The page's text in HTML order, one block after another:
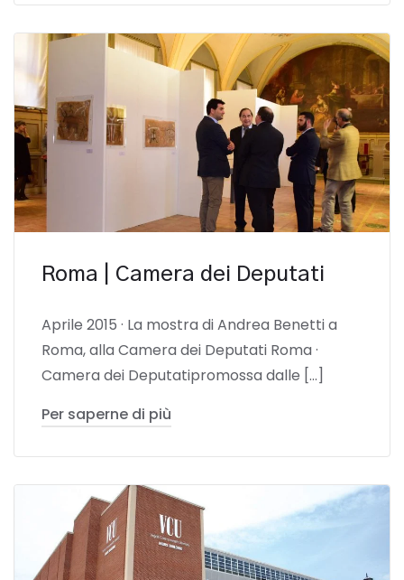
Roma | Camera dei Deputati
Aprile 2015 · La mostra di Andrea Benetti a
Roma, alla Camera dei Deputati Roma ·
Camera dei Deputatipromossa dalle […]
Per saperne di più